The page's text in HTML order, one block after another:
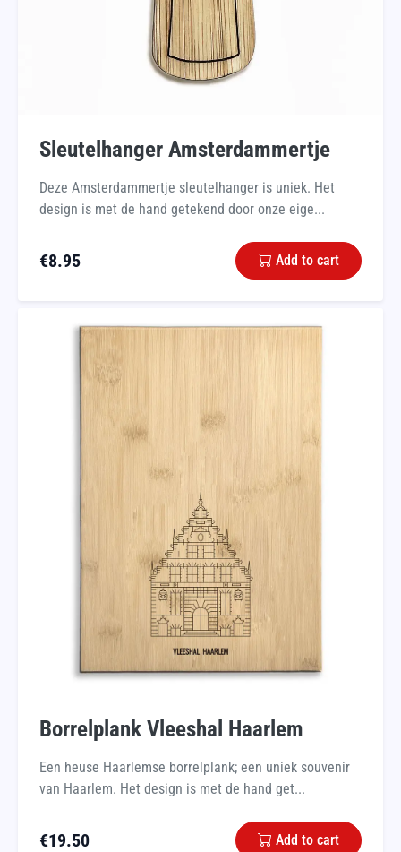
Sleutelhanger Amsterdammertje
Deze Amsterdammertje sleutelhanger is uniek. Het
design is met de hand getekend door onze eige...
€8.95 Add to cart
Borrelplank Vleeshal Haarlem
Een heuse Haarlemse borrelplank; een uniek souvenir
van Haarlem. Het design is met de hand get...
€19.50 Add to cart